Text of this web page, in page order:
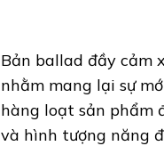
Bản ballad đầy cảm
nhằm mang lại sự
hàng loạt sản phẩm
và hình tượng năng